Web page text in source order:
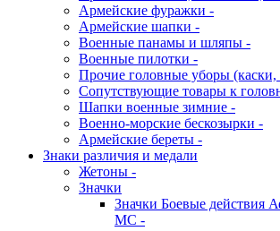
Армейские фуражки -
Армейские шапки -
Военные панамы и шляпы -
Военные пилотки -
Прочие головные уборы (каски,
Сопутствующие товары к
Шапки военные зимние -
Военно-морские бескозырки -
Армейские береты -
Знаки различия и медали
Жетоны -
Значки
Значки Боевые действия
МС -